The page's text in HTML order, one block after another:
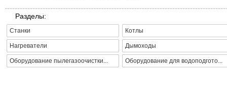
Разделы:
Станки Котлы
Нагреватели Дымоходы
Оборудование пылегазоочистки... Оборудование для водоподгото...